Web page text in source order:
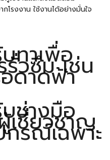
โรงงาน ใช้งานได้อย่างมั่นใจ
บทาเพื่อ
วซึม เช่น
ดาดฟ้า
บช่างมือ
เชี่ยวชาญ
กรณ์เฉพาะ